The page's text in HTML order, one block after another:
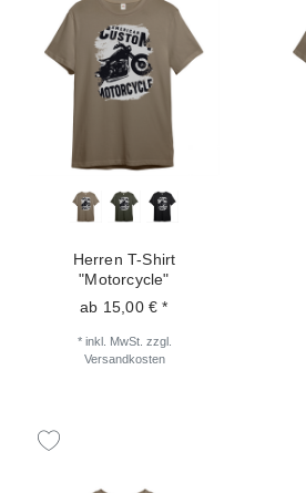
Herren T-Shirt
"Motorcycle"
ab 15,00 € *
* inkl. MwSt. zzgl.
Versandkosten